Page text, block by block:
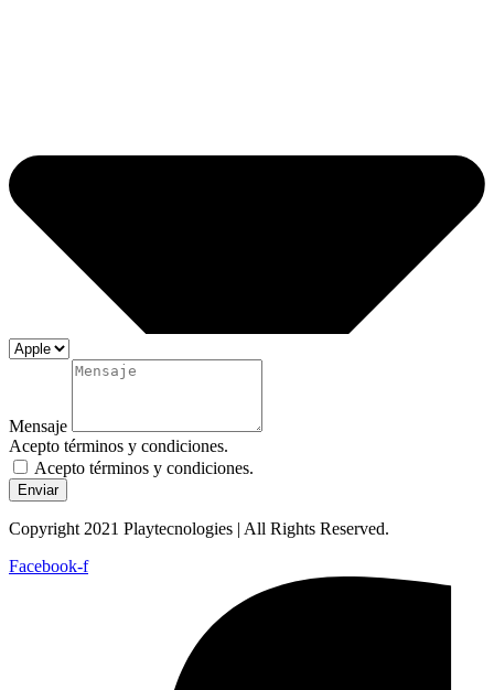
Mensaje
Acepto términos y condiciones.
Acepto términos y condiciones.
Enviar
Copyright 2021 Playtecnologies | All Rights Reserved.
Facebook-f